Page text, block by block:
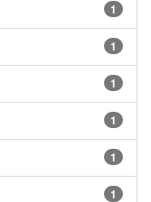
1
1
1
1
1
1